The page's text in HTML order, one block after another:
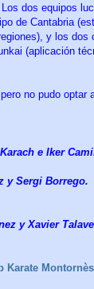
dos equipos
de Cantabria
y los
(aplicación
no pudo optar
e Iker
y Sergi Borrego.
y Xavier
Karate Montornès